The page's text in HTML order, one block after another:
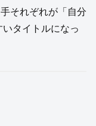
それぞれが「自分
タイトルになっ